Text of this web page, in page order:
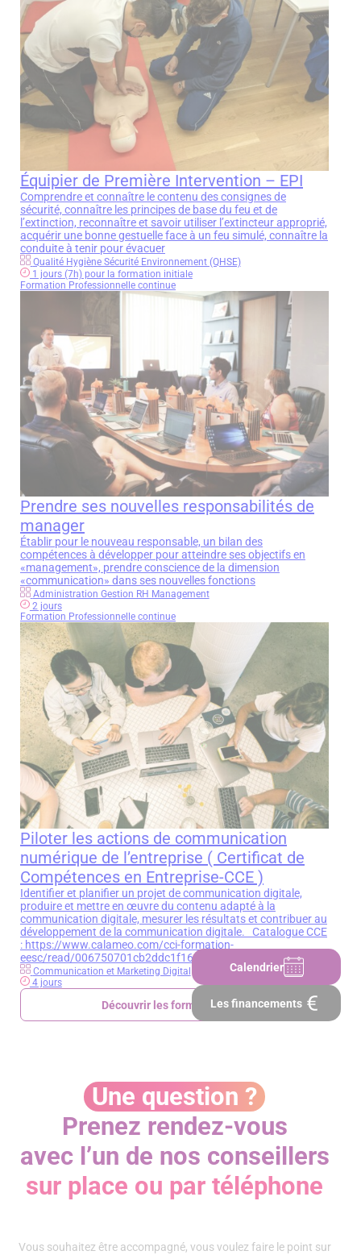
Les financements
Calendrier
Équipier de Première Intervention – EPI
Comprendre et connaître le contenu des consignes de
sécurité, connaître les principes de base du feu et de
l’extinction, reconnaître et savoir utiliser l’extincteur approprié,
acquérir une bonne gestuelle face à un feu simulé, connaître la
conduite à tenir pour évacuer
Qualité Hygiène Sécurité Environnement (QHSE)
1 jours (7h) pour la formation initiale
Formation Professionnelle continue
Prendre ses nouvelles responsabilités de
manager
Établir pour le nouveau responsable, un bilan des
compétences à développer pour atteindre ses objectifs en
«management», prendre conscience de la dimension
«communication» dans ses nouvelles fonctions
Administration Gestion RH Management
2 jours
Formation Professionnelle continue
Piloter les actions de communication
numérique de l’entreprise ( Certificat de
Compétences en Entreprise-CCE )
Identifier et planifier un projet de communication digitale,
produire et mettre en œuvre du contenu adapté à la
communication digitale, mesurer les résultats et contribuer au
développement de la communication digitale. Catalogue CCE
: https://www.calameo.com/cci-formation-
eesc/read/006750701cb2ddc1f164c
Communication et Marketing Digital
4 jours
Découvrir les formations
Une question ?
Prenez rendez-vous
avec l’un de nos conseillers
sur place ou par téléphone
Vous souhaitez être accompagné, vous voulez faire le point sur